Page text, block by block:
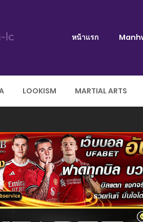
หน้าแรก
LOOKISM MARTIAL ARTS